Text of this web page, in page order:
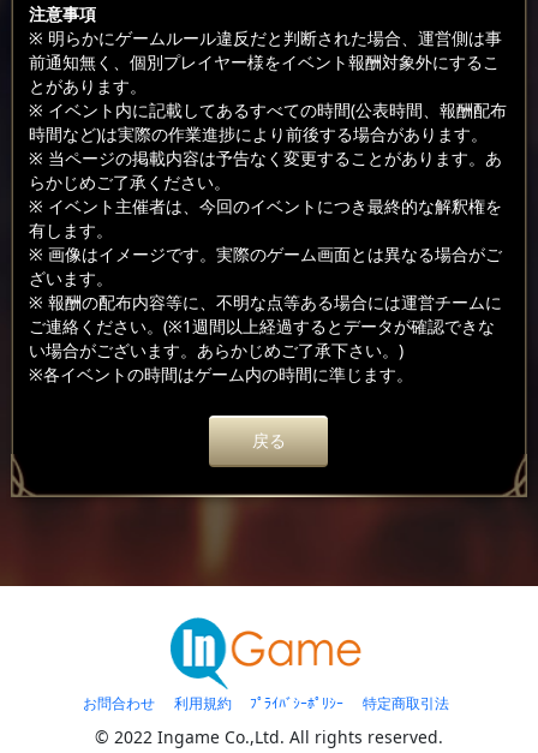
注意事項
※ 明らかにゲームルール違反だと判断された場合、運営側は事
前通知無く、個別プレイヤー様をイベント報酬対象外にするこ
とがあります。
※ イベント内に記載してあるすべての時間(公表時間、報酬配布
時間など)は実際の作業進捗により前後する場合があります。
※ 当ページの掲載内容は予告なく変更することがあります。あ
らかじめご了承ください。
※ イベント主催者は、今回のイベントにつき最終的な解釈権を
有します。
※ 画像はイメージです。実際のゲーム画面とは異なる場合がご
ざいます。
※ 報酬の配布内容等に、不明な点等ある場合には運営チームに
ご連絡ください。(※1週間以上経過するとデータが確認できな
い場合がございます。あらかじめご了承下さい。)
※各イベントの時間はゲーム内の時間に準じます。
戻る
お問合わせ 利用規約 ﾌﾟﾗｲﾊﾞｼｰﾎﾟﾘｼｰ 特定商取引法
© 2022 Ingame Co.,Ltd. All rights reserved.